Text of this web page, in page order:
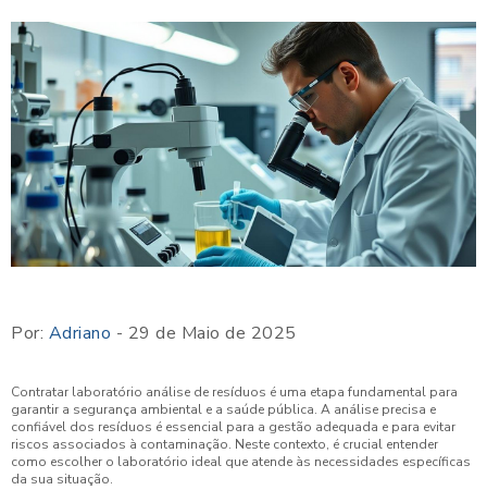
Por: Adriano - 29 de Maio de 2025
Contratar laboratório análise de resíduos é uma etapa fundamental para
garantir a segurança ambiental e a saúde pública. A análise precisa e
confiável dos resíduos é essencial para a gestão adequada e para evitar
riscos associados à contaminação. Neste contexto, é crucial entender
como escolher o laboratório ideal que atende às necessidades específicas
da sua situação.